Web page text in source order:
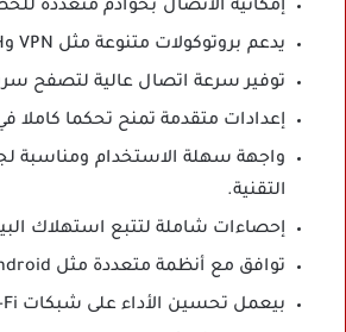
إمكانية الاتصال بخوادم متعددة
يدعم بروتوكولات متنوعة مثل VPN وSSH وHTTP Proxy.
توفير سرعة اتصال عالية لتصفح
إعدادات متقدمة تمنح تحكما كاملا
واجهة سهلة الاستخدام ومناسبة
التقنية.
إحصاءات شاملة لتتبع استهلاك
توافق مع أنظمة متعددة مثل Android وWindows.
بيعمل تحسين الأداء على شبكات Wi-Fi العامة.